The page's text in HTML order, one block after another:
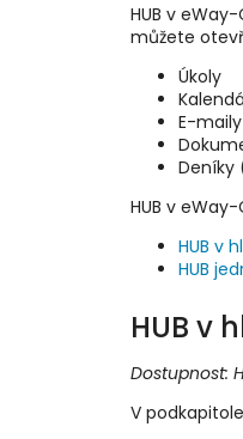
HUB v
můžete
Úkoly
E-maily
Deníky
HUB v
HUB v
HUB
HUB v
Dostupnost:
V